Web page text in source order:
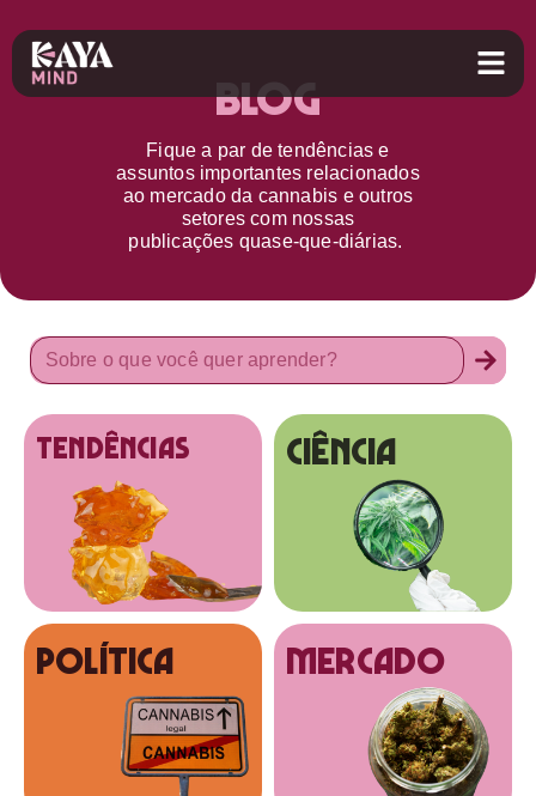
Blog
Fique a par detendências e
assuntos importantes relacionados
ao mercado da cannabis e outros
setorescom nossas
publicações quase-que-diárias.
tendências Ciência
Política MERCADO